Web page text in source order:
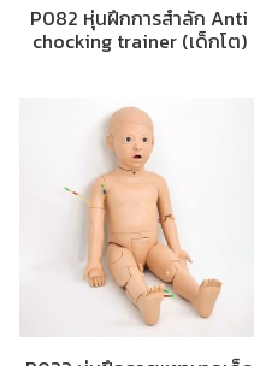
P082 หุ่นฝึกการสำลัก Anti
chocking trainer (เด็กโต)